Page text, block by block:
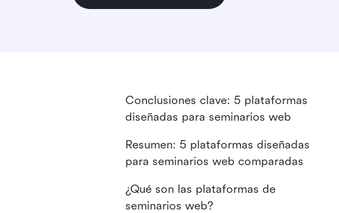
Conclusiones clave: 5 plataformas
diseñadas para seminarios web
Resumen: 5 plataformas diseñadas
para seminarios web comparadas
¿Qué son las plataformas de
seminarios web?